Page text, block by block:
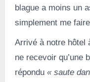
blague a moins un
simplement me
Arrivé à notre hôtel
ne recevoir qu’une
répondu « saute